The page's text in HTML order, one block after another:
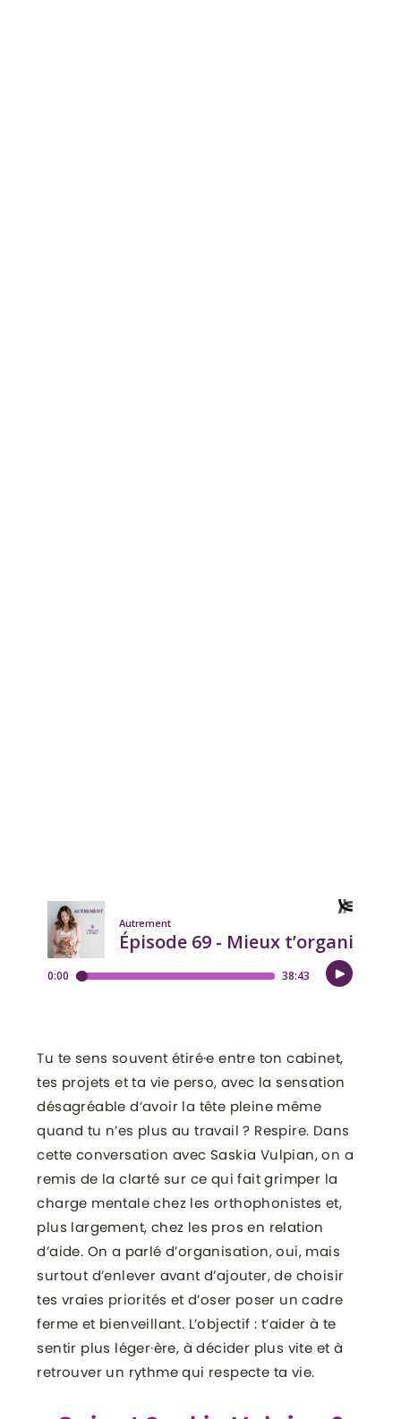
Tu te sens souvent étiré·e entre ton cabinet,
tes projets et ta vie perso, avec la sensation
désagréable d’avoir la tête pleine même
quand tu n’es plus au travail ? Respire. Dans
cette conversation avec Saskia Vulpian, on a
remis de la clarté sur ce qui fait grimper la
charge mentale chez les orthophonistes et,
plus largement, chez les pros en relation
d’aide. On a parlé d’organisation, oui, mais
surtout d’enlever avant d’ajouter, de choisir
tes vraies priorités et d’oser poser un cadre
ferme et bienveillant. L’objectif : t’aider à te
sentir plus léger·ère, à décider plus vite et à
retrouver un rythme qui respecte ta vie.